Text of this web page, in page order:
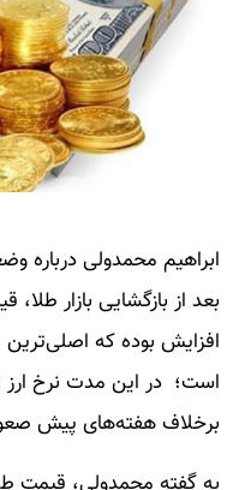
ابراهیم محمدولی درباره
بعد از بازگشایی بازار
افزایش بوده که
است؛ در این مدت نرخ ارز
برخلاف هفته‌های پیش
به گفته محمدولی، قیمت